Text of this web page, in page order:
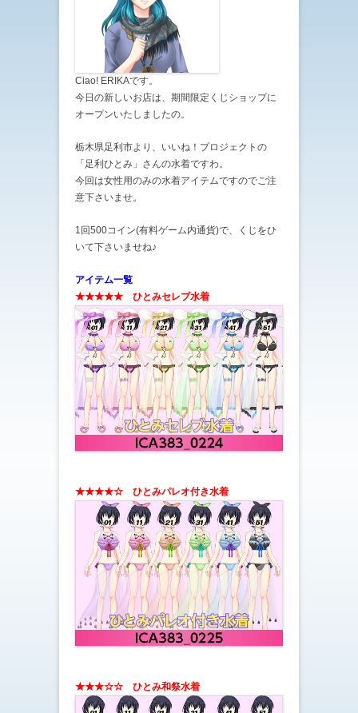
Ciao! ERIKAです。
今日の新しいお店は、期間限定くじショップに
オープンいたしましたの。
栃木県足利市より、いいね！プロジェクトの
「足利ひとみ」さんの水着ですわ。
今回は女性用のみの水着アイテムですのでご注
意下さいませ。
1回500コイン(有料ゲーム内通貨)で、くじをひ
いて下さいませね♪
アイテム一覧
★★★★★ ひとみセレブ水着
★★★★☆ ひとみパレオ付き水着
★★★☆☆ ひとみ和祭水着